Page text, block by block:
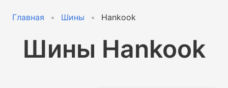
Главная Шины Hankook
Шины Hankook